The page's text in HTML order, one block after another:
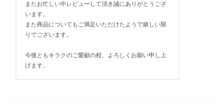
またお忙しい中レビューして頂き誠にありがとうござ
います。
また商品についてもご満足いただけたようで嬉しい限
りでございます。
今後ともキラクのご愛顧の程、よろしくお願い申し上
げます。